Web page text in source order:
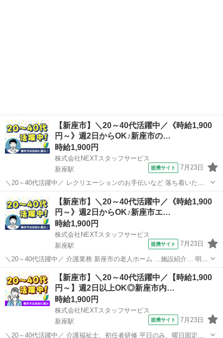
【新座市】＼20～40代活躍中／《時給1,900
円～》週2日からOK♪新座市の…
時給1,900円
株式会社NEXTスタッフサービス
新座駅
提携サイト 7月23日
＼20～40代活躍中／ レクリエーションのお手伝いなど 落ち着いた雰
囲気のデイサービス */* *人気の日勤ワーク* *はたらく曜日や期間もあ
なたのご希望に合わせてご調整!* *＼* 利用者さんが安心して過ごせる
よう、...
埼玉 新座市 新座駅
【新座市】＼20～40代活躍中／《時給1,900
円～》週2日からOK♪新座市エ…
時給1,900円
株式会社NEXTスタッフサービス
新座駅
提携サイト 7月23日
＼20～40代活躍中／ 介護業務 新座市の老人ホーム …施設紹介… 明る
い光が差し込む綺麗な施設(^^ 地域のシニアの快適な毎日をサポートし
ています。 …仕事内容… ・日常生活のサポート(食事・入浴・トイレ
など) ・...
埼玉 新座市 新座駅 介護
【新座市】＼20～40代活躍中／【時給1,900
円～】週2日以上OK◎新座市内…
時給1,900円
株式会社NEXTスタッフサービス
新座駅
提携サイト 7月23日
＼20～40代活躍中／ 介護福祉士、初任者研修 平日のみ、曜日固定可